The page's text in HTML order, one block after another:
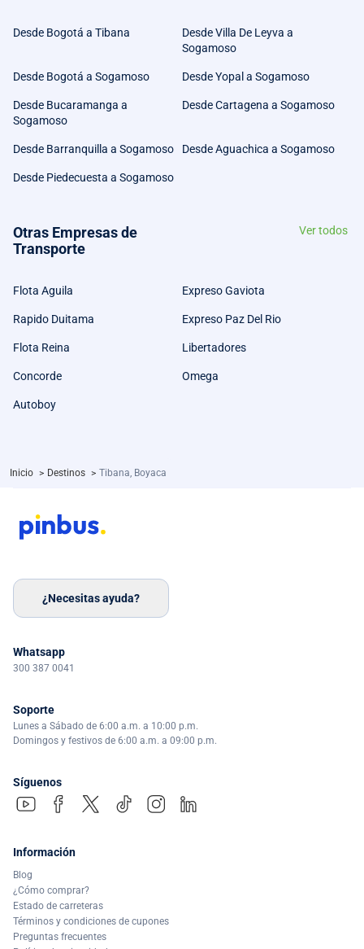
Desde Bogotá a Tibana
Desde Villa De Leyva a
Sogamoso
Desde Bogotá a Sogamoso Desde Yopal a Sogamoso
Desde Bucaramanga a
Sogamoso
Desde Cartagena a Sogamoso
Desde Barranquilla a Sogamoso Desde Aguachica a Sogamoso
Desde Piedecuesta a Sogamoso
Otras Empresas de
Transporte
Ver todos
Flota Aguila Expreso Gaviota
Rapido Duitama Expreso Paz Del Rio
Flota Reina Libertadores
Concorde Omega
Autoboy
Inicio > Destinos > Tibana, Boyaca
¿Necesitas ayuda?
Whatsapp
300 387 0041
Soporte
Lunes a Sábado de 6:00 a.m. a 10:00 p.m.
Domingos y festivos de 6:00 a.m. a 09:00 p.m.
Síguenos
Información
Blog
¿Cómo comprar?
Estado de carreteras
Términos y condiciones de cupones
Preguntas frecuentes